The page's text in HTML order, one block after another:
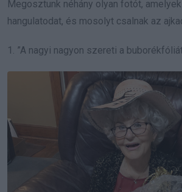
Megosztunk néhány olyan fotót,
hangulatodat, és mosolyt csalnak az
1. ”A nagyi nagyon szereti a